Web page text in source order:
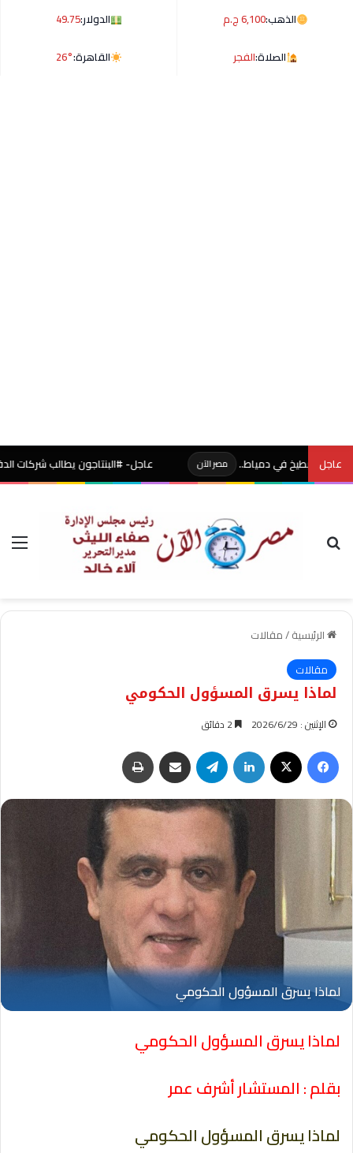
الذهب:6,100 ج.م الدولار:49.75
الصلاة:الفجر القاهرة:26°
عاجل مصر الآن عاجل- #البنتاجون يطالب شركات الدفاع
بحث عن
الرئيسية/مقالات
مقالات
لماذا يسرق المسؤول الحكومي
الإثنين : 2026/6/29
فيسبوك لينكدإن تيلقرام مشاركة عبر البريد
لماذا يسرق المسؤول الحكومي
بقلم : المستشار أشرف عمر
لماذا يسرق المسؤول الحكومي